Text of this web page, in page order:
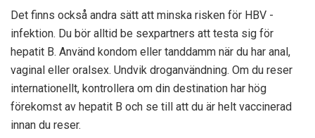
Det finns också andra sätt att minska risken för HBV -
infektion. Du bör alltid be sexpartners att testa sig för
hepatit B. Använd kondom eller tanddamm när du har anal,
vaginal eller oralsex. Undvik droganvändning. Om du reser
internationellt, kontrollera om din destination har hög
förekomst av hepatit B och se till att du är helt vaccinerad
innan du reser.